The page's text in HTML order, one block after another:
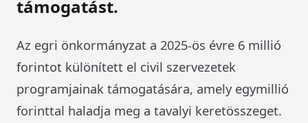
támogatást.
Az egri önkormányzat a 2025-ös évre 6 millió
forintot különített el civil szervezetek
programjainak támogatására, amely egymillió
forinttal haladja meg a tavalyi keretösszeget.